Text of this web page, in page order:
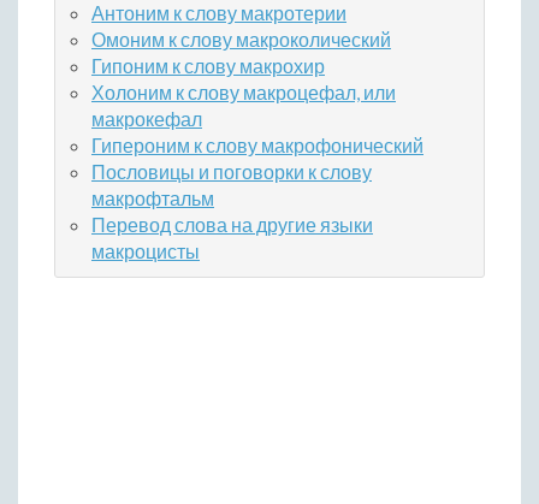
Антоним к слову макротерии
Омоним к слову макроколический
Гипоним к слову макрохир
Холоним к слову макроцефал, или
макрокефал
Гипероним к слову макрофонический
Пословицы и поговорки к слову
макрофтальм
Перевод слова на другие языки
макроцисты